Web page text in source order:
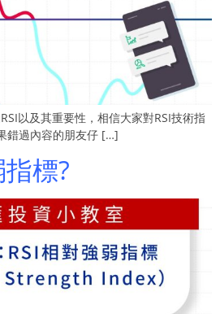
以及其重要性，相信大家對RSI技術指
錯過內容的朋友仔 […]
標?